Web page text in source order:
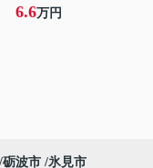
6.6万円
砺波市 氷見市